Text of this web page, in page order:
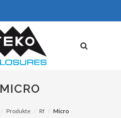
MICRO
Produkte Rf Micro